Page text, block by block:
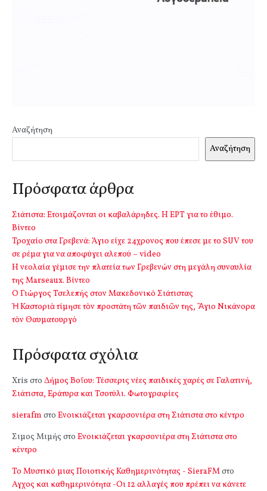
Αναζήτηση
Αναζήτηση
Πρόσφατα άρθρα
Σιάτιστα: Ετοιμάζονται οι καβαλάρηδες. Η ΕΡΤ για το έθιμο.
Βίντεο
Τροχαίο στα Γρεβενά: Άγιο είχε 24χρονος που έπεσε με το SUV του
σε ρέμα για να αποφύγει αλεπού – video
Η νεολαία γέμισε την πλατεία των Γρεβενών στη μεγάλη συναυλία
της Marseaux. Βίντεο
Ο Γιώργος Τσελεπής στον Μακεδονικό Σιάτιστας
Ἡ Καστοριὰ τίμησε τὸν προστάτη τῶν παιδιῶν της, Ἅγιο Νικάνορα
τὸν Θαυματουργό
Πρόσφατα σχόλια
Xris στο Δήμος Βοΐου: Τέσσερις νέες παιδικές χαρές σε Γαλατινή,
Σιάτιστα, Εράτυρα και Τσοτύλι. Φωτογραφίες
sierafm στο Ενοικιάζεται γκαρσονιέρα στη Σιάτιστα στο κέντρο
Σιμος Μιμής στο Ενοικιάζεται γκαρσονιέρα στη Σιάτιστα στο
κέντρο
Το Μυστικό μιας Ποιοτικής Καθημερινότητας - SieraFMστο
Αγχος και καθημερινότητα -Οι 12 αλλαγές που πρέπει να κάνετε